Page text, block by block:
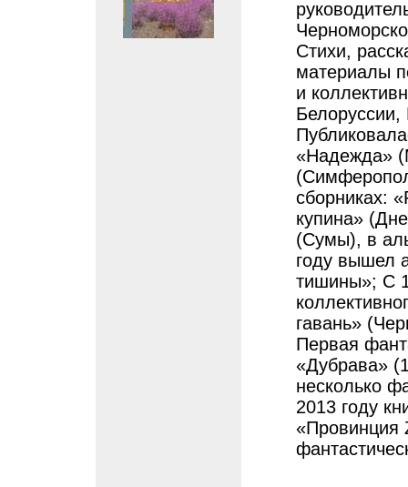
Стихи,
материалы
и
Белоруссии,
«Надежда»
сборниках:
купина»
(Сумы), в
году вышел
тишины»; С
гавань»
Первая
«Дубрава»
несколько
2013 году
«Провинция